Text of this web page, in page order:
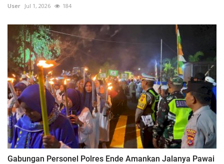
User Jul 1, 2026 184
Gabungan Personel Polres Ende Amankan Jalanya Pawai